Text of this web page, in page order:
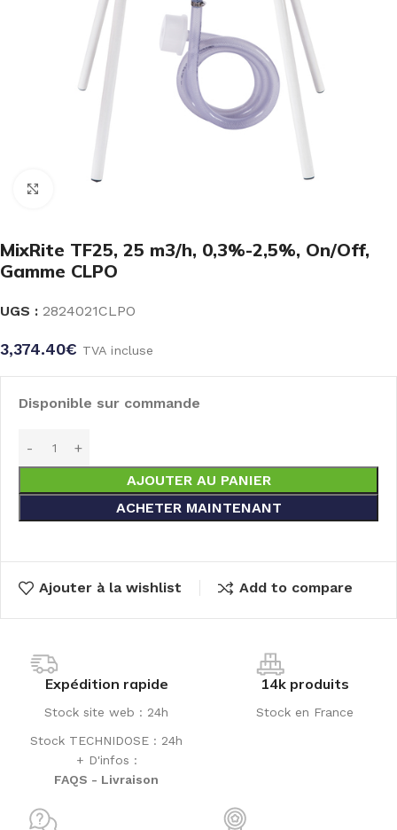
MixRite TF25, 25 m3/h, 0,3%-2,5%, On/Off,
Gamme CLPO
UGS : 2824021CLPO
3,374.40€ TVA incluse
Disponible sur commande
AJOUTER AU PANIER
ACHETER MAINTENANT
Ajouter à la wishlist Add to compare
Expédition rapide
Stock site web : 24h
Stock TECHNIDOSE : 24h
+ D'infos :
FAQS - Livraison
14k produits
Stock en France